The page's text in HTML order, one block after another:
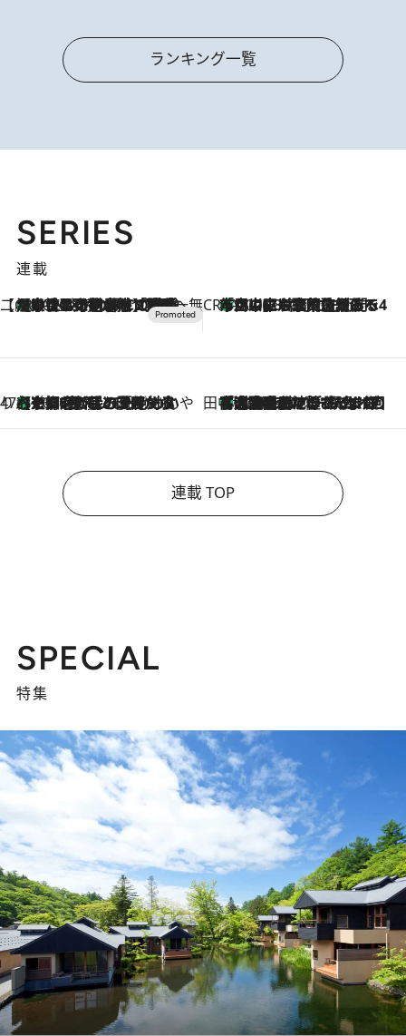
ランキング一覧
SERIES
連載
【CREA×星野リゾート】唯一無二。癒しと発見が待つ場所へ
2026.8.7
【トンボの足水浴】ヒノキの香りに包まれて涼感マックス！約13℃の湧水かけ流しを避暑地「星野温泉 トンボの湯」で体験 CREA'S CHOICE
2026.8.7
「立川にも歌舞伎があるんだよ」 片岡仁左衛門・市川中車ら豪華座組みで4年目の立川立飛歌舞伎へ
47都道府県の手みやげ ひんやりスイーツで夏を満喫
2026.8.7
【京都府】この夏絶対食べたい 冷やしておいしいおやつ3選 ひと口目から心を掴む新緑のテリーヌ 田中稲の勝手に再ブーム
2026.8.7
「湘南乃風に憧れて」観客大盛上がりの“タオル回し”に、ラッパー顔負けの高速歌唱まで…さだまさし（74）のアグレッシブすぎる現在地
連載 TOP
SPECIAL
特集